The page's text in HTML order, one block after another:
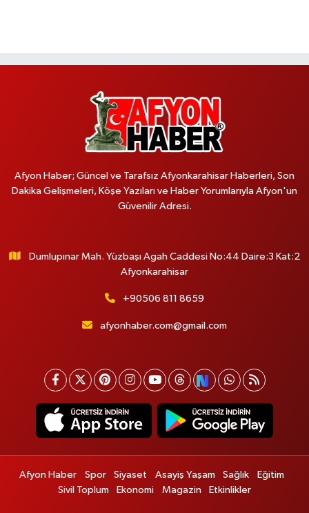
Afyon Haber; Güncel ve Tarafsız Afyonkarahisar Haberleri, Son
Dakika Gelişmeleri, Köşe Yazıları ve Haber Yorumlarıyla Afyon'un
Güvenilir Adresi.
Dumlupınar Mah. Yüzbaşı Agah Caddesi No:44 Daire:3 Kat:2
Afyonkarahisar
+90506 811 8659
afyonhaber.com@gmail.com
Afyon Haber Spor Siyaset Asayiş Yaşam Sağlık
Eğitim
Sivil Toplum
Ekonomi Magazin Etkinlikler